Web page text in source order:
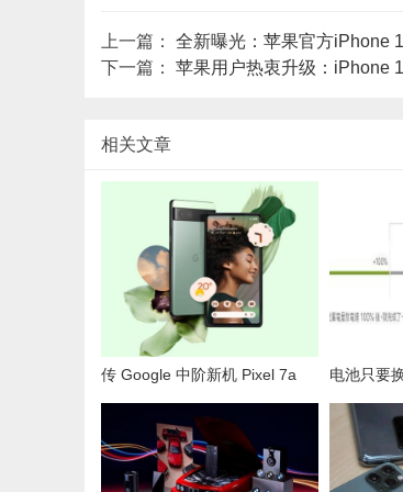
上一篇： 全新曝光：苹果官方iPhone
下一篇： 苹果用户热衷升级：iPhone
相关文章
传 Google 中阶新机 Pixel 7a
级亮点
电池只要
内行人点